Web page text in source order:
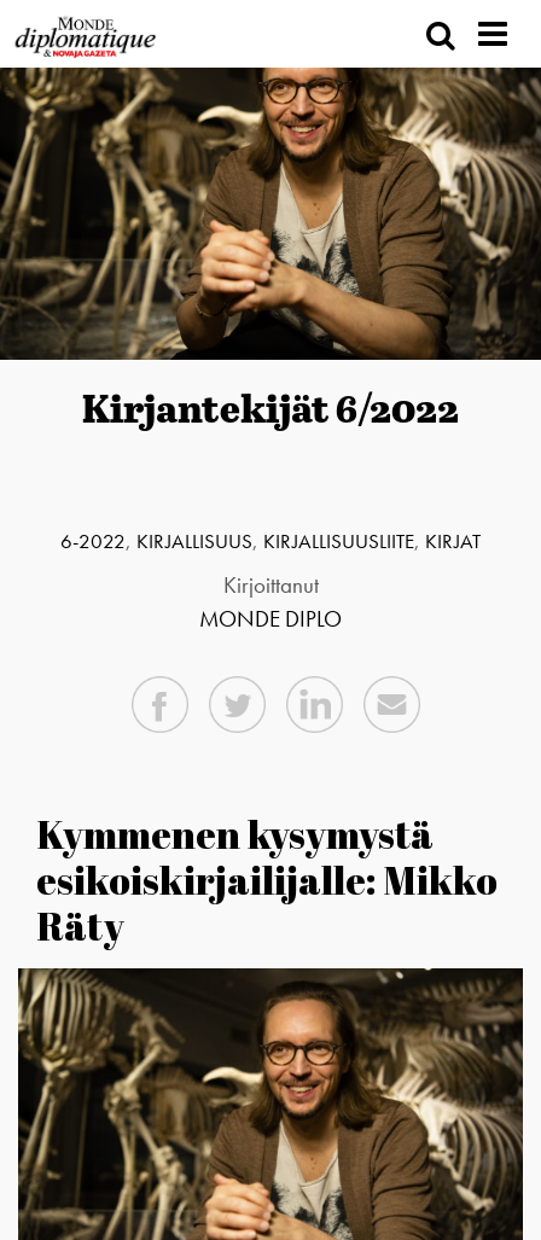
Kirjantekijät 6/2022
6-2022, KIRJALLISUUS, KIRJALLISUUSLIITE, KIRJAT
Kirjoittanut
MONDE DIPLO
Kymmenen kysymystä
esikoiskirjailijalle: Mikko
Räty